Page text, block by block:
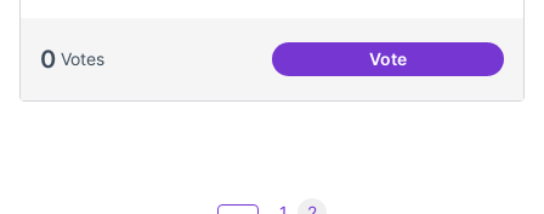
0 Votes VotePlaça del